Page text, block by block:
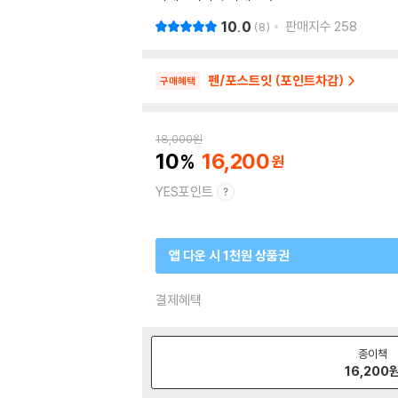
10.0 8 판매지수 258
구매혜택 펜/포스트잇 (포인트차감)
18,000원
10 16,200
YES포인트
앱 다운 시 1천원 상품권
결제혜택
종이책
16,200